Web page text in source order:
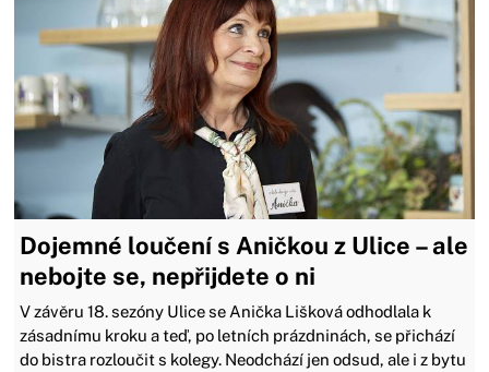
Dojemné loučení s Aničkou z Ulice – ale
nebojte se, nepřijdete o ni
V závěru 18. sezóny Ulice se Anička Lišková odhodlala k
zásadnímu kroku a teď, po letních prázdninách, se přichází
do bistra rozloučit s kolegy. Neodchází jen odsud, ale i z bytu